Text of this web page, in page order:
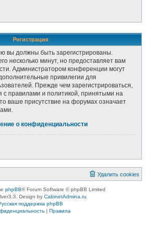
Регистрация
вы должны быть зарегистрированы.
несколько минут, но предоставляет вам
Администратором конференции могут
привилегии для
Прежде чем зарегистрироваться,
с правилами и политикой, принятыми на
ваше присутствие на форумах означает
о конфиденциальности
Удалить cookies
phpBB® Forum Software © phpBB Limited
Design by CabinetAdmina.ru
поддержка phpBB
| Правила